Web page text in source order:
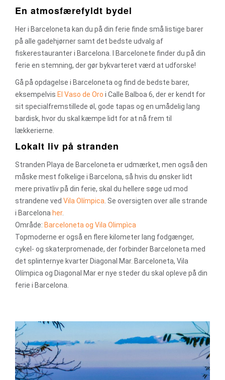
En atmosfærefyldt bydel
Her i Barceloneta kan du på din ferie finde små listige barer
på alle gadehjørner samt det bedste udvalg af
fiskerestauranter i Barcelona. I Barcelonete finder du på din
ferie en stemning, der gør bykvarteret værd at udforske!
Gå på opdagelse i Barceloneta og find de bedste barer,
eksempelvis El Vaso de Oro i Calle Balboa 6, der er kendt for
sit specialfremstillede øl, gode tapas og en umådelig lang
bardisk, hvor du skal kæmpe lidt for at nå frem til
lækkerierne.
Lokalt liv på stranden
Stranden Playa de Barceloneta er udmærket, men også den
måske mest folkelige i Barcelona, så hvis du ønsker lidt
mere privatliv på din ferie, skal du hellere søge ud mod
strandene ved Vila Olímpica . Se oversigten over alle strande
i Barcelona her.
Område: Barceloneta og Vila Olimpìca
Topmoderne er også en flere kilometer lang fodgænger,
cykel- og skaterpromenade, der forbinder Barceloneta med
det splinternye kvarter Diagonal Mar. Barceloneta, Vila
Olímpica og Diagonal Mar er nye steder du skal opleve på din
ferie i Barcelona.